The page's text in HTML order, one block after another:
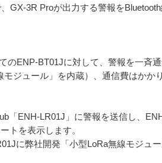
GX-3R Proが出力する警報を
ENP-BT01Jに対して、警報を一斉通
ジュール」を内蔵）、通信費はかか
「ENH-LR01J」に警報を送信し、
トを表示します。
に弊社開発「小型LoRa無線モジュー